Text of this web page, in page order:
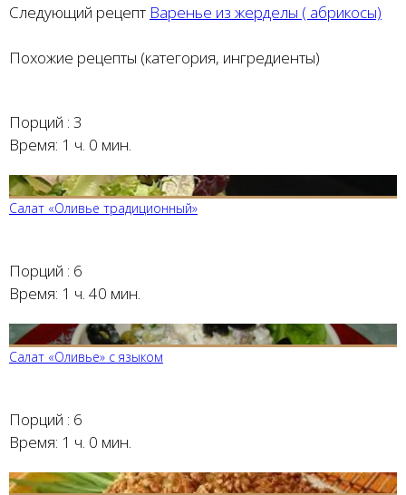
Следующий рецепт Варенье из жерделы ( абрикосы)
Похожие рецепты (категория, ингредиенты)
Порций : 3
Время: 1 ч. 0 мин.
Салат «Оливье традиционный»
Порций : 6
Время: 1 ч. 40 мин.
Салат «Оливье» с языком
Порций : 6
Время: 1 ч. 0 мин.